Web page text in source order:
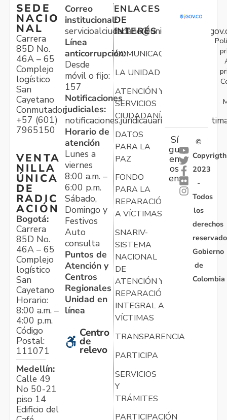
SEDE
NACIO
NAL
Carrera
85D No.
46A – 65
Complejo
logístico
San
Cayetano
Conmutador:
+57 (601)
7965150
VENTA
NILLA
ÚNICA
DE
RADIC
ACIÓN
Bogotá:
Carrera
85D No.
46A – 65
Complejo
logístico
San
Cayetano
Horario:
8:00 a.m. –
4:00 p.m.
Código
Postal:
111071
Medellín:
Calle 49
No 50-21
piso 14
Edificio del
Correo
institucional:
Línea
anticorrupción:
Desde
móvil o fijo:
157
Notificaciones
judiciales:
Horario de
atención
Lunes a
viernes
8:00 a.m. –
6:00 p.m.
Sábado,
Domingo y
Festivos
Auto
consulta
Puntos de
Atención y
Centros
Regionales
Unidad en
línea
Centro
de
relevo
ENLACES
DE
INTERÉS
COMUNICACIONES
LA UNIDAD
ATENCIÓN Y
SERVICIOS
CIUDADANÍA
DATOS
PARA LA
PAZ
FONDO
PARA LA
REPARACIÓN
A VÍCTIMAS
SNARIV-
SISTEMA
NACIONAL
DE
ATENCIÓN Y
REPARACIÓN
INTEGRAL A
VÍCTIMAS
TRANSPARENCIA
PARTICIPA
SERVICIOS
Y
TRÁMITES
PARTICIPACIÓN
Sí
gu
en
os
en:
©
Copyrigth
2023
-
Todos
los
derechos
Gobierno
de
Colombia